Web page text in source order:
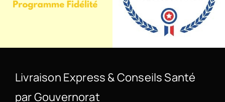
Livraison Express & Conseils Santé
par Gouvernorat